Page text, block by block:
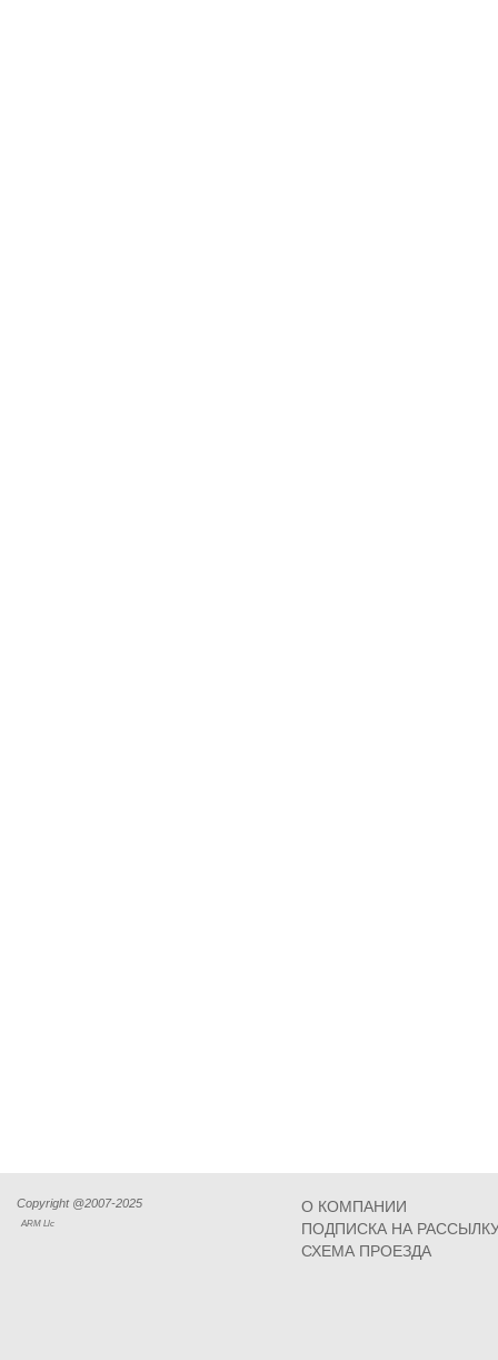
Copyright @2007-2025
ARM Llc
О КОМПАНИИ
ПОДПИСКА НА
СХЕМА ПРОЕЗДА